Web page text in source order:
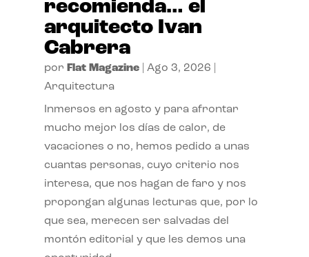
recomienda… el
arquitecto Ivan
Cabrera
por Flat Magazine| Ago 3, 2026
Arquitectura
Inmersos en agosto y para afrontar
mucho mejor los días de calor, de
vacaciones o no, hemos pedido a unas
cuantas personas, cuyo criterio nos
interesa, que nos hagan de faro y nos
propongan algunas lecturas que, por lo
que sea, merecen ser salvadas del
montón editorial y que les demos una